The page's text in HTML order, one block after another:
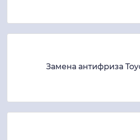
Замена антифриза